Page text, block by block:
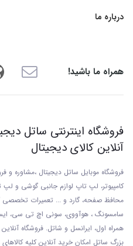
درباره ما
همراه ما باشید!
فروشگاه اینترنتی ساتل
آنلاین کالای دیجیتال
فروشگاه موبایل ساتل دیجیتال ،مشاوره و
کامپیوتر، لپ تاپ لوازم جانبی گوشی و لپ
محافظ صفحه، گارد و ... تعمیرات
سامسونگ ، هوآووی، سونی اچ تی سی،
همراه اول، ایرانسل و شاتل. فروشگاه
بزرگ ساتل امکان خرید آنلاین کلیه